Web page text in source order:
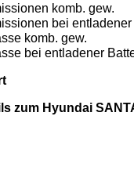
komb. gew.
bei
komb. gew.
bei entladener
zum Hyundai